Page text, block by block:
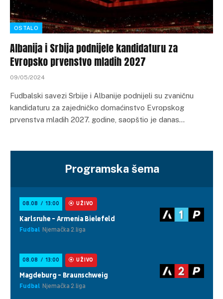
OSTALO
Albanija i Srbija podnijele kandidaturu za
Evropsko prvenstvo mladih 2027
09/05/2024
Fudbalski savezi Srbije i Albanije podnijeli su zvaničnu
kandidaturu za zajedničko domaćinstvo Evropskog
prvenstva mladih 2027. godine, saopštio je danas…
Programska šema